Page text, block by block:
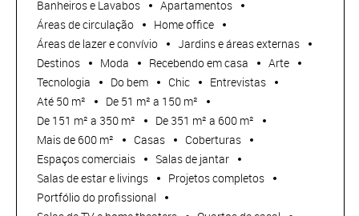
Banheiros e Lavabos
Apartamentos
Áreas de circulação
Home office
Áreas de lazer e convívio
Jardins e áreas externas
Destinos
Moda Recebendo em casa
Arte
Tecnologia
Do bem Chic
Entrevistas
Até 50 m²
De 51 m² a 150 m²
De 151 m² a 350 m²
De 351 m² a 600 m²
Mais de 600 m²
Casas
Coberturas
Espaços comerciais
Salas de jantar
Salas de estar e livings
Projetos completos
Portfólio do profissional